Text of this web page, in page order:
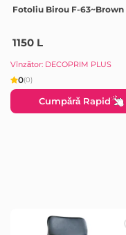
Fotoliu Birou F-63~Brown
1150 L
Vînzător: DECOPRIM PLUS
0(0)
Cumpără Rapid